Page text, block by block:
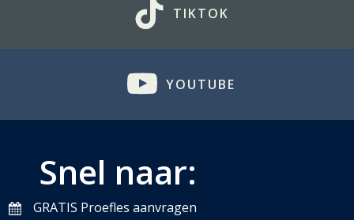
TIKTOK
YOUTUBE
Snel naar:
GRATIS Proefles aanvragen